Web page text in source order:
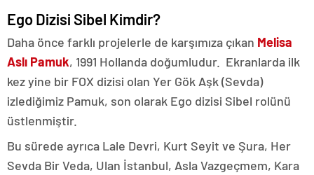
Ego Dizisi Sibel Kimdir?
Daha önce farklı projelerle de karşımıza çıkan Melisa
Aslı Pamuk, 1991 Hollanda doğumludur. Ekranlarda ilk
kez yine bir FOX dizisi olan Yer Gök Aşk (Sevda)
izlediğimiz Pamuk, son olarak Ego dizisi Sibel rolünü
üstlenmiştir.
Bu sürede ayrıca Lale Devri, Kurt Seyit ve Şura, Her
Sevda Bir Veda, Ulan İstanbul, Asla Vazgeçmem, Kara